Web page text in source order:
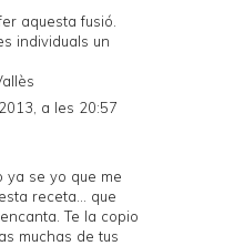
aquesta fusió.
individuals un
a les 20:57
ya se yo que me
receta... que
Te la copio
muchas de tus